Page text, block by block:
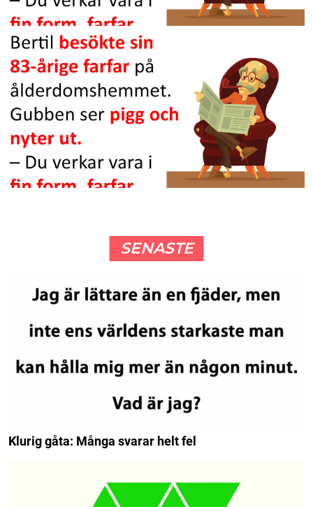
SENASTE
Klurig gåta: Många svarar helt fel